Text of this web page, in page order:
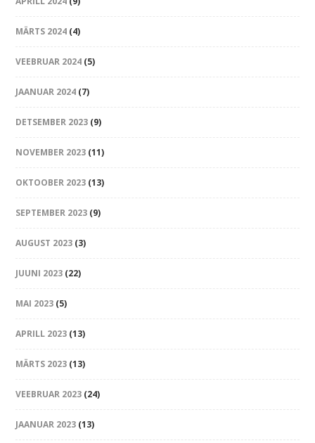
MÄRTS 2024 (4)
VEEBRUAR 2024 (5)
JAANUAR 2024 (7)
DETSEMBER 2023 (9)
NOVEMBER 2023 (11)
OKTOOBER 2023 (13)
SEPTEMBER 2023 (9)
AUGUST 2023 (3)
JUUNI 2023 (22)
MAI 2023 (5)
APRILL 2023 (13)
MÄRTS 2023 (13)
VEEBRUAR 2023 (24)
JAANUAR 2023 (13)